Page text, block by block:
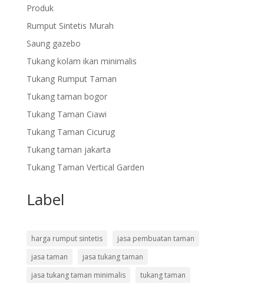
Produk
Rumput Sintetis Murah
Saung gazebo
Tukang kolam ikan minimalis
Tukang Rumput Taman
Tukang taman bogor
Tukang Taman Ciawi
Tukang Taman Cicurug
Tukang taman jakarta
Tukang Taman Vertical Garden
Label
harga rumput sintetis
jasa pembuatan taman
jasa taman
jasa tukang taman
jasa tukang taman minimalis
tukang taman